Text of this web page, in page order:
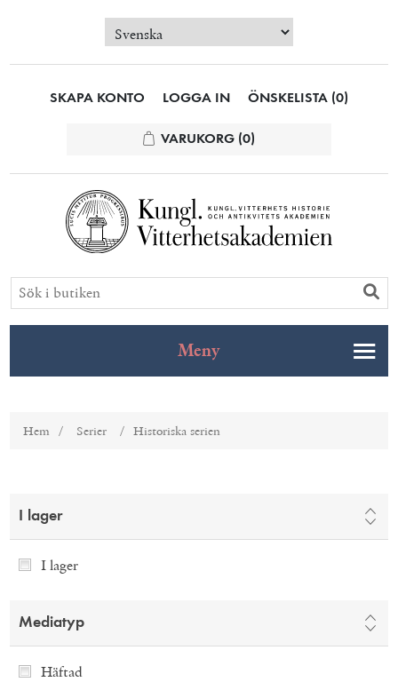
SKAPA KONTO LOGGA IN ÖNSKELISTA (0)
VARUKORG (0)
Meny
Hem / Serier / Historiska serien
I lager
I lager
Mediatyp
Häftad